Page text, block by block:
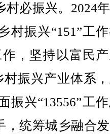
必振兴。2024
村振兴“151”工
作，坚持以富民
村振兴产业体系
振兴“13556”工
，统筹城乡融合